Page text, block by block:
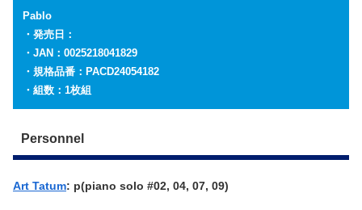
Pablo
・発売日：
・JAN：0025218041829
・規格品番：PACD24054182
・組数：1枚組
Personnel
Art Tatum: p(piano solo #02, 04, 07, 09)